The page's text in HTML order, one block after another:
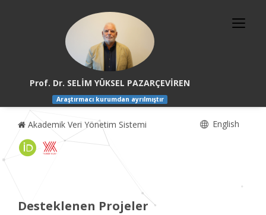
Prof. Dr. SELİM YÜKSEL PAZARÇEVİREN
Araştırmacı kurumdan ayrılmıştır
Akademik Veri Yönetim Sistemi English
Desteklenen Projeler